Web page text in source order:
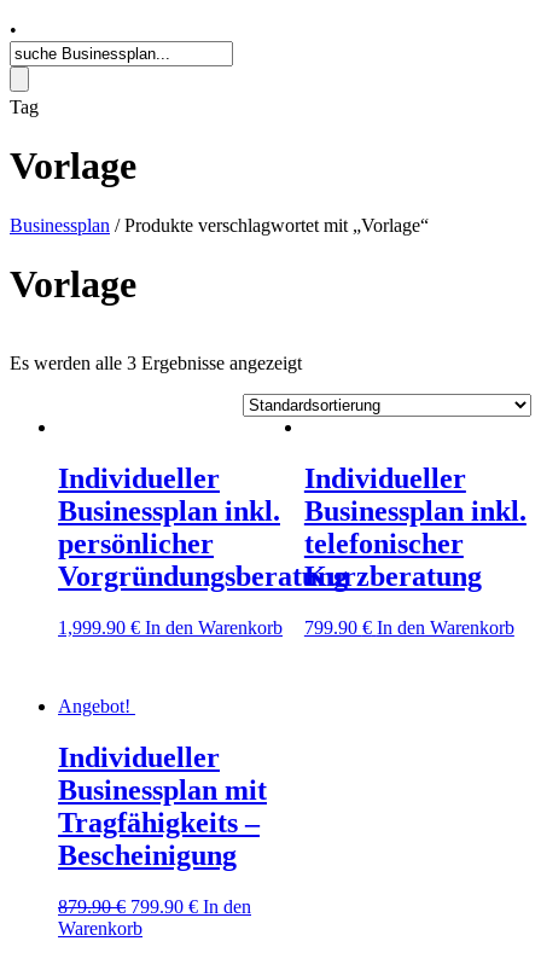
•
Tag
Vorlage
Businessplan / Produkte verschlagwortet mit „Vorlage“
Vorlage
Es werden alle 3 Ergebnisse angezeigt
Individueller
Businessplan inkl.
persönlicher
Vorgründungsberatung
1,999.90 € In den Warenkorb
Individueller
Businessplan inkl.
telefonischer
Kurzberatung
799.90 € In den Warenkorb
Angebot!
Individueller
Businessplan mit
Tragfähigkeits –
Bescheinigung
879.90€ 799.90 € In den
Warenkorb